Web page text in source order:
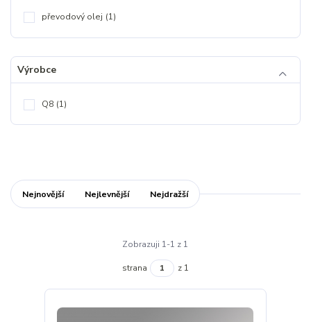
převodový olej (1)
Výrobce
Q8 (1)
Nejnovější Nejlevnější Nejdražší
Zobrazuji 1-1 z 1
strana z 1